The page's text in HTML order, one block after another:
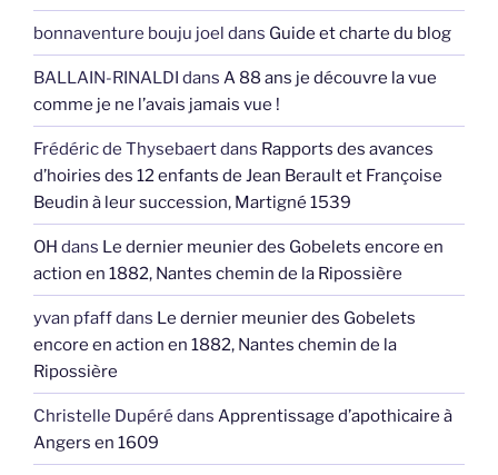
bonnaventure bouju joel dans Guide et charte du blog
BALLAIN-RINALDI dans A 88 ans je découvre la vue
comme je ne l’avais jamais vue !
Frédéric de Thysebaertdans Rapports des avances
d’hoiries des 12 enfants de Jean Berault et Françoise
Beudin à leur succession, Martigné 1539
OH dans Le dernier meunier des Gobelets encore en
action en 1882, Nantes chemin de la Ripossière
yvan pfaffdans Le dernier meunier des Gobelets
encore en action en 1882, Nantes chemin de la
Ripossière
Christelle Dupéré dans Apprentissage d’apothicaire à
Angers en 1609